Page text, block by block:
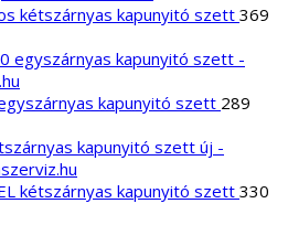
18
16
kétszárnyas kapunyitó szett 369
kapunyitó szett 289
kétszárnyas kapunyitó szett 330